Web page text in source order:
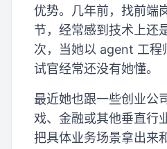
优势。几年前，找前端
节，经常感到技术上还
次，当她以 agent 工程
试官经常还没有她懂。
最近她也跟一些创业公
戏、金融或其他垂直行
把具体业务场景拿出来